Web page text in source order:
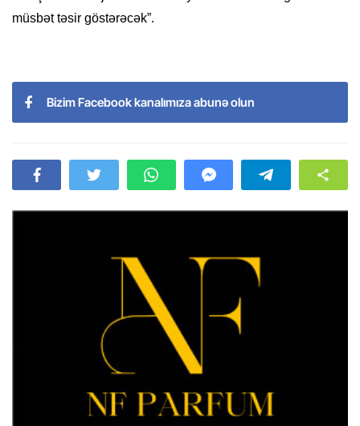
müsbət təsir göstərəcək”.
Bizim Facebook kanalımıza abunə olun